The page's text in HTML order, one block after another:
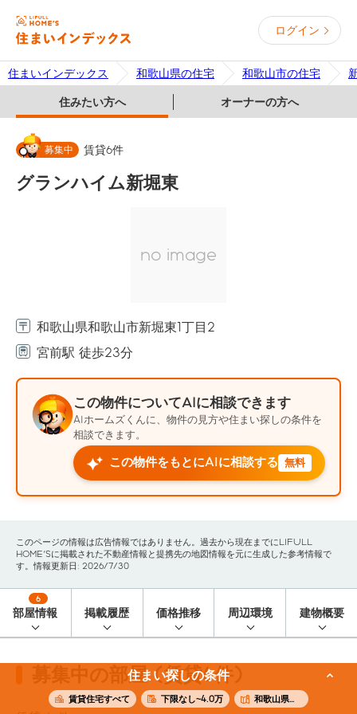
ログイン
住まいインデックス 和歌山県の住宅 和歌山市の住宅
住みたい方へ オーナーの方へ
住まい探しの条件
賃貸住宅すべて 下限なし~4.0万 和歌山県和歌山市
募集中 賃貸6件
グランハイム新堀東
no image
和歌山県和歌山市新堀東1丁目2
宮前駅 徒歩23分
この物件についてAIに相談できます
AIホームズくんに、物件の見方や住まい探しの条件を
相談できます。
この物件をもとにAIに相談する 無料
このページの情報は広告情報ではありません。過去から現在までにLIFULL
HOME'Sに掲載された不動産情報と提携先の地図情報を元に生成した参考情報で
す。情報更新日: 2026/7/30
部屋情報
6
掲載履歴 価格推移 周辺環境 建物概要
募集中の部屋 (賃貸6件)